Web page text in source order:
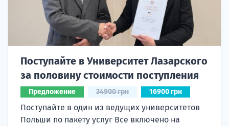
Поступайте в Университет Лазарского
за половину стоимости поступления
Предложение 34900 грн 16900 грн
Поступайте в один из ведущих университетов
Польши по пакету услуг Все включено на